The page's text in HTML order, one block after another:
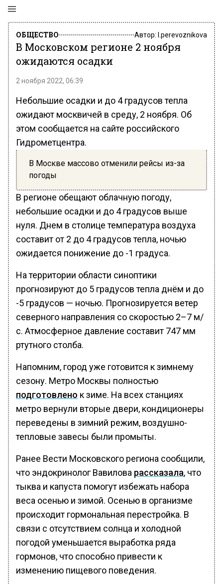
ОБЩЕСТВО Автор: l.perevoznikova
В Московском регионе 2 ноября
ожидаются осадки
2 ноября 2022, 06:39
Небольшие осадки и до 4 градусов тепла
ожидают москвичей в среду, 2 ноября. Об
этом сообщается на сайте российского
Гидрометцентра.
В Москве массово отменили рейсы из-за
погоды
В регионе обещают облачную погоду,
небольшие осадки и до 4 градусов выше
нуля. Днем в столице температура воздуха
составит от 2 до 4 градусов тепла, ночью
ожидается понижение до -1 градуса.
На территории области синоптики
прогнозируют до 5 градусов тепла днём и до
-5 градусов — ночью. Прогнозируется ветер
северного направления со скоростью 2–7 м/
с. Атмосферное давление составит 747 мм
ртутного столба.
Напомним, город уже готовится к зимнему
сезону. Метро Москвы полностью
подготовлено к зиме. На всех станциях
метро вернули вторые двери, кондиционеры
переведены в зимний режим, воздушно-
тепловые завесы были промыты.
Ранее Вести Московского региона сообщили,
что эндокринолог Вавилова рассказала, что
тыква и капуста помогут избежать набора
веса осенью и зимой. Осенью в организме
происходит гормональная перестройка. В
связи с отсутствием солнца и холодной
погодой уменьшается выработка ряда
гормонов, что способно привести к
изменению пищевого поведения.